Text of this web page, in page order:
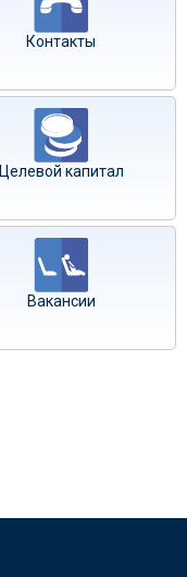
Контакты
Целевой капитал
Вакансии